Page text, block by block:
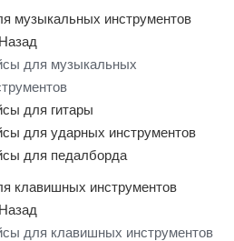
музыкальных инструментов
Назад
для музыкальных
для гитары
для ударных инструментов
для педалборда
клавишных инструментов
Назад
для клавишных инструментов